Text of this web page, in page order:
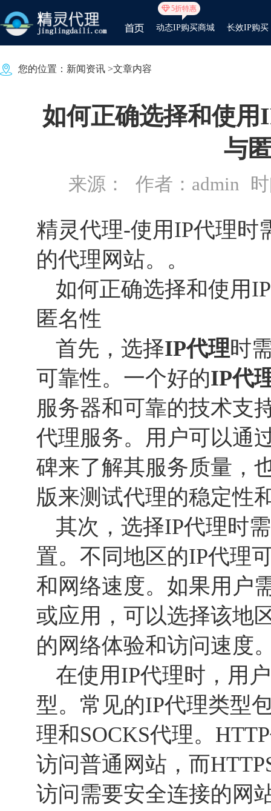
5折特惠
动态IP购买商城 长效IP购买
您的位置： 新闻资讯 >文章内容
如何正确选择和使
与
来源： 作者：admin
精灵代理-使用IP代理时
的代理网站。。
如何正确选择和使用
匿名性
首先，选择IP代理时
可靠性。一个好的IP代
服务器和可靠的技术支
代理服务。用户可以通
碑来了解其服务质量，
版来测试代理的稳定性
其次，选择IP代理时
置。不同地区的IP代理
和网络速度。如果用户
或应用，可以选择该地
的网络体验和访问速度
在使用IP代理时，用
型。常见的IP代理类型
理和SOCKS代理。
访问普通网站，而
访问需要安全连接的网